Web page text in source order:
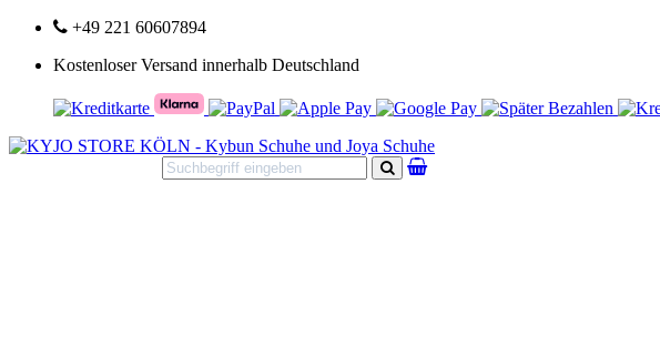
+49 221 60607894
Kostenloser Versand innerhalb Deutschland
Suchen